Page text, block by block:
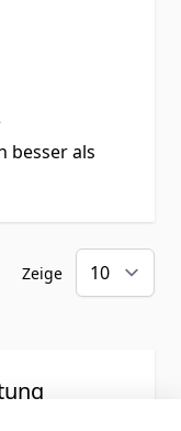
besser als
Zeige